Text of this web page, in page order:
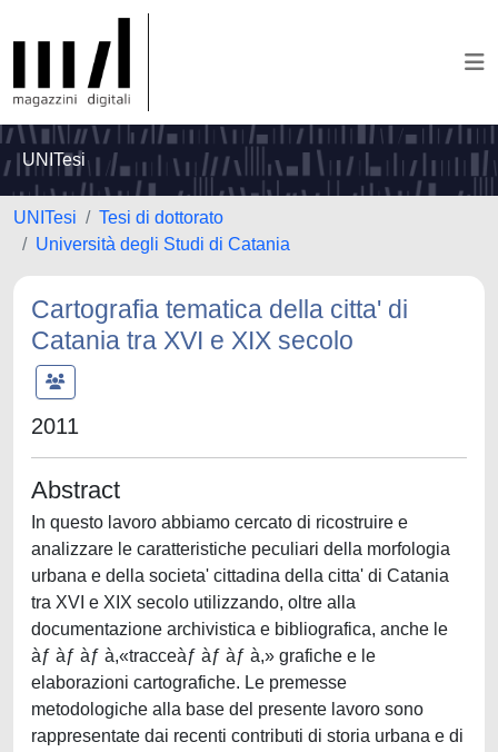
UNITesi
UNITesi
Tesi di dottorato
Università degli Studi di Catania
Cartografia tematica della citta' di
Catania tra XVI e XIX secolo
2011
Abstract
In questo lavoro abbiamo cercato di ricostruire e
analizzare le caratteristiche peculiari della morfologia
urbana e della societa' cittadina della citta' di Catania
tra XVI e XIX secolo utilizzando, oltre alla
documentazione archivistica e bibliografica, anche le
àƒ àƒ àƒ à,«tracceàƒ àƒ àƒ à,» grafiche e le
elaborazioni cartografiche. Le premesse
metodologiche alla base del presente lavoro sono
rappresentate dai recenti contributi di storia urbana e di